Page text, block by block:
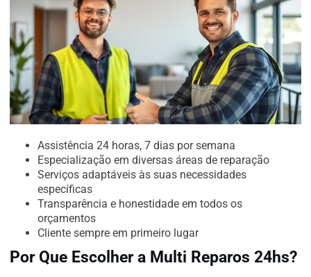
Assistência 24 horas, 7 dias por semana
Especialização em diversas áreas de reparação
Serviços adaptáveis às suas necessidades
específicas
Transparência e honestidade em todos os
orçamentos
Cliente sempre em primeiro lugar
Por Que Escolher a Multi Reparos 24hs?